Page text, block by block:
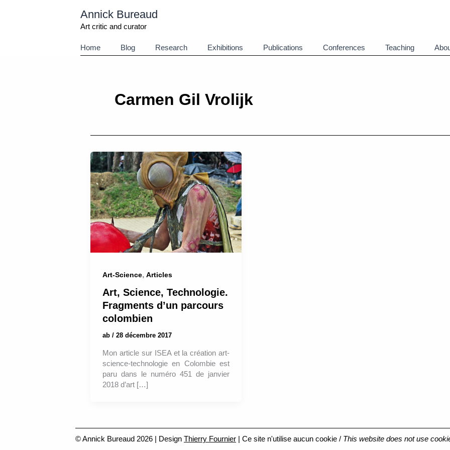
Annick Bureaud
Art critic and curator
Home Blog Research Exhibitions Publications Conferences Teaching
Carmen Gil Vrolijk
Art-Science, Articles
Art, Science, Technologie.
Fragments d’un parcours
colombien
ab / 28 décembre 2017
Mon article sur ISEA et la création art-
science-technologie en Colombie est
paru dans le numéro 451 de janvier
2018 d’art […]
© Annick Bureaud 2026 | Design Thierry Fournier | Ce site n'utilise aucun cookie / This website does not use